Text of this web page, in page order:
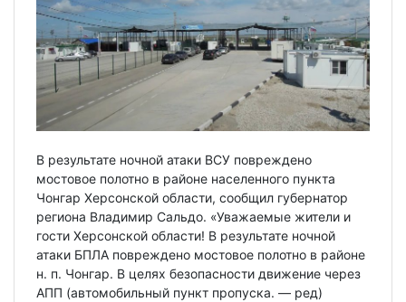
В результате ночной атаки ВСУ повреждено
мостовое полотно в районе населенного пункта
Чонгар Херсонской области, сообщил губернатор
региона Владимир Сальдо. «Уважаемые жители и
гости Херсонской области! В результате ночной
атаки БПЛА повреждено мостовое полотно в районе
н. п. Чонгар. В целях безопасности движение через
АПП (автомобильный пункт пропуска. — ред)